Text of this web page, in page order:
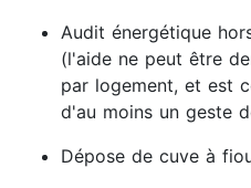
Audit énergétique
(l'aide ne peut être
par logement, et est
d'au moins un geste
Dépose de cuve à